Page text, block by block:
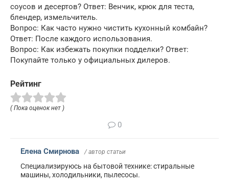
соусов и десертов? Ответ: Венчик, крюк для теста,
блендер, измельчитель.
Вопрос: Как часто нужно чистить кухонный комбайн?
Ответ: После каждого использования.
Вопрос: Как избежать покупки подделки? Ответ:
Покупайте только у официальных дилеров.
Рейтинг
( Пока оценок нет )
0
Елена Смирнова / автор статьи
Специализируюсь на бытовой технике: стиральные
машины, холодильники, пылесосы.